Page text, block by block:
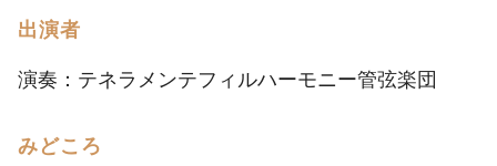
出演者
演奏：テネラメンテフィルハーモニー管弦楽団
みどころ